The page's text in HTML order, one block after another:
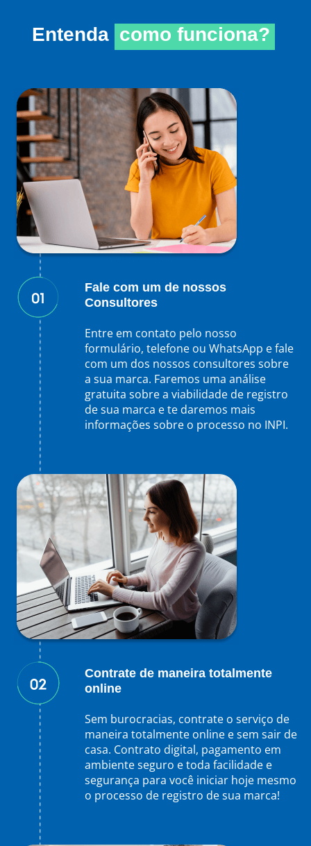
Entenda como funciona?
Fale com um de nossos
Consultores
Entre em contato pelo nosso
formulário, telefone ou WhatsApp e fale
com um dos nossos consultores sobre
a sua marca. Faremos uma análise
gratuita sobre a viabilidade de registro
de sua marca e te daremos mais
informações sobre o processo no INPI.
Contrate de maneira totalmente
online
Sem burocracias, contrate o serviço de
maneira totalmente online e sem sair de
casa. Contrato digital, pagamento em
ambiente seguro e toda facilidade e
segurança para você iniciar hoje mesmo
o processo de registro de sua marca!